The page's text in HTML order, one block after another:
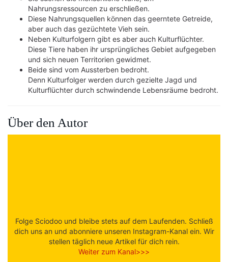
Nahrungsressourcen zu erschließen.
Diese Nahrungsquellen können das geerntete Getreide,
aber auch das gezüchtete Vieh sein.
Neben Kulturfolgern gibt es aber auch Kulturflüchter.
Diese Tiere haben ihr ursprüngliches Gebiet aufgegeben
und sich neuen Territorien gewidmet.
Beide sind vom Aussterben bedroht.
Denn Kulturfolger werden durch gezielte Jagd und
Kulturflüchter durch schwindende Lebensräume bedroht.
Über den Autor
Folge Sciodoo und bleibe stets auf dem Laufenden. Schließ
dich uns an und abonniere unseren Instagram-Kanal ein. Wir
stellen täglich neue Artikel für dich rein.
Weiter zum Kanal>>>